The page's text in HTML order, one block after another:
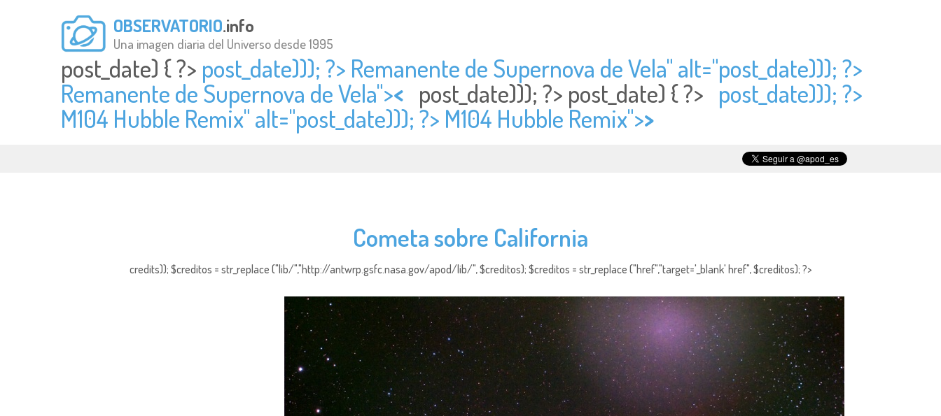
OBSERVATORIO.info
Una imagen diaria del Universo desde 1995
post_date) { ?> post_date))); ?> Remanente de Supernova de Vela" alt="post_date))); ?>
Remanente de Supernova de Vela">< post_date))); ?> post_date) { ?> post_date))); ?>
M104 Hubble Remix" alt="post_date))); ?> M104 Hubble Remix">>
Cometa sobre California
credits)); $creditos = str_replace ("lib/","http://antwrp.gsfc.nasa.gov/apod/lib/", $creditos); $creditos = str_replace ("href","target='_blank' href", $creditos); ?>